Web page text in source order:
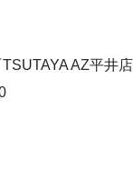
AZ平井